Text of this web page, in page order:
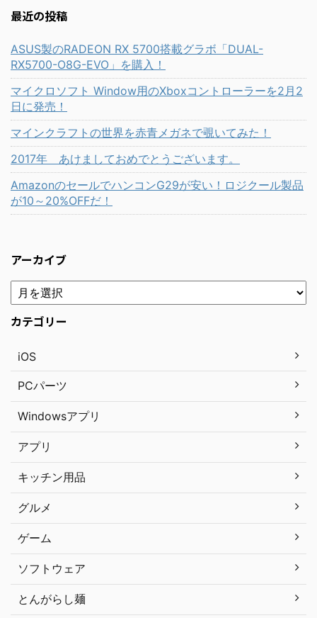
最近の投稿
ASUS製のRADEON RX 5700搭載グラボ「DUAL-
RX5700-O8G-EVO」を購入！
マイクロソフト Window用のXboxコントローラーを2月2
日に発売！
マインクラフトの世界を赤青メガネで覗いてみた！
2017年 あけましておめでとうございます。
AmazonのセールでハンコンG29が安い！ロジクール製品
が10～20%OFFだ！
アーカイブ
カテゴリー
iOS
PCパーツ
Windowsアプリ
アプリ
キッチン用品
グルメ
ゲーム
ソフトウェア
とんがらし麺